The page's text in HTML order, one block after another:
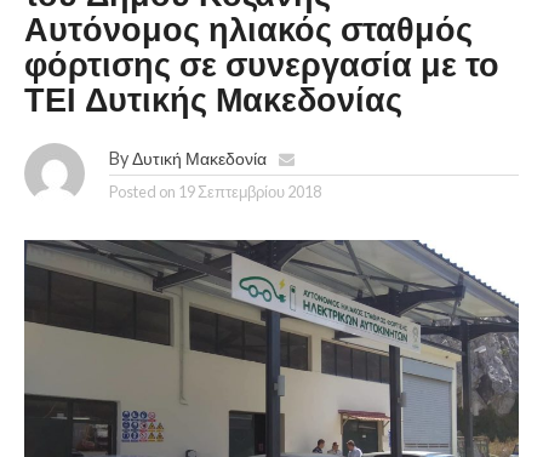
Αυτόνομος ηλιακός σταθμός
φόρτισης σε συνεργασία με το
ΤΕΙ Δυτικής Μακεδονίας
By Δυτική Μακεδονία
Posted on 19 Σεπτεμβρίου 2018